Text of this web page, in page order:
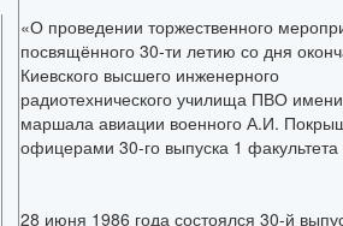
«О проведении торжественного
посвящённого 30-ти летию со дня
Киевского высшего инженерного
радиотехнического училища ПВО имени
маршала авиации военного А.И.
офицерами 30-го выпуска 1
28 июня 1986 года состоялся 30-й